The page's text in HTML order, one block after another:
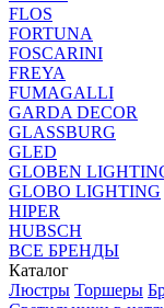
FLOS
FORTUNA
FOSCARINI
FREYA
FUMAGALLI
GARDA DECOR
GLASSBURG
GLED
GLOBEN
GLOBO LIGHTING
HIPER
HUBSCH
ВСЕ БРЕНДЫ
Каталог
Люстры Торшеры